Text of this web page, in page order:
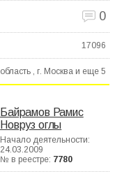
0
17096
, г. Москва и еще 5
Байрамов Рамис
Новруз оглы
Начало деятельности:
24.03.2009
№ в реестре: 7780